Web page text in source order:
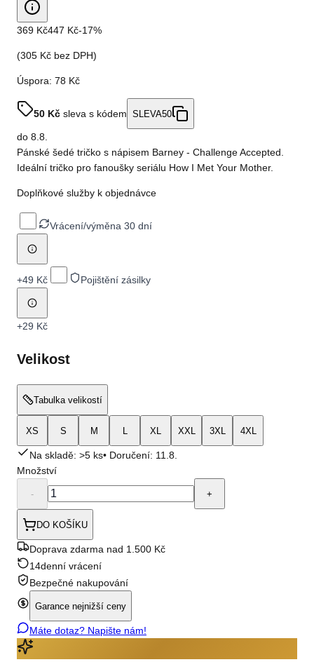
369 Kč447 Kč-17%
(305 Kč bez DPH)
Úspora: 78 Kč
50 Kč sleva s kódem SLEVA50
do 8.8.
Pánské šedé tričko s nápisem Barney - Challenge Accepted.
Ideální tričko pro fanoušky seriálu How I Met Your Mother.
Doplňkové služby k objednávce
Vrácení/výměna 30 dní
+49 Kč Pojištění zásilky
+29 Kč
Velikost
Tabulka velikostí
XS S M L XL XXL 3XL 4XL
Na skladě: >5 ks• Doručení: 11.8.
Množství
- +
DO KOŠÍKU
Doprava zdarma nad 1.500 Kč
14denní vrácení
Bezpečné nakupování
Garance nejnižší ceny
Máte dotaz? Napište nám!